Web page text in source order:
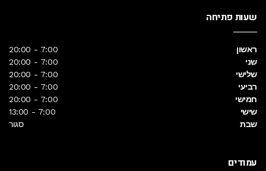
שעות פתיחה
ראשון
7:00 - 20:00
שני
7:00 - 20:00
שלישי
7:00 - 20:00
רביעי
7:00 - 20:00
חמישי
7:00 - 20:00
שישי
7:00 - 13:00
שבת
סגור
עמודים